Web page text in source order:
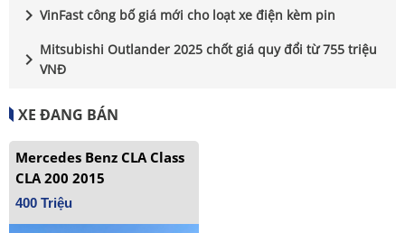
chevron_right VinFast công bố giá mới cho loạt xe điện kèm pin
chevron_right Mitsubishi Outlander 2025 chốt giá quy đổi từ 755 triệu
VNĐ
XE ĐANG BÁN
Mercedes Benz CLA Class
CLA 200 2015
400 Triệu